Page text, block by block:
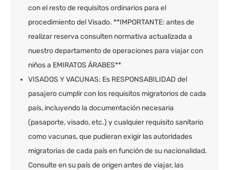
con el resto de requisitos ordinarios para el
procedimiento del Visado. **IMPORTANTE: antes de
realizar reserva consulten normativa actualizada a
nuestro departamento de operaciones para viajar con
niños a EMIRATOS ÁRABES**
VISADOS Y VACUNAS: Es RESPONSABILIDAD del
pasajero cumplir con los requisitos migratorios de cada
país, incluyendo la documentación necesaria
(pasaporte, visado, etc.) y cualquier requisito sanitario
como vacunas, que pudieran exigir las autoridades
migratorias de cada país en función de su nacionalidad.
Consulte en su país de origen antes de viajar, las